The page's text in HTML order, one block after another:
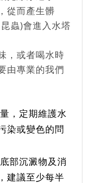
從而產生髒
蟲)會進入水塔
，或者喝水時
由專業的我們
，定期維護水
染或變色的問
部沉澱物及消
建議至少每半